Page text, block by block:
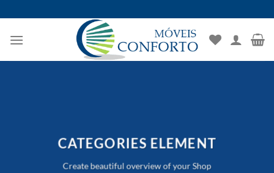
to
content
CATEGORIES ELEMENT
Create beautiful overview of your Shop